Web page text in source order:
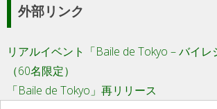
外部リンク
リアルイベント「Baile de Tokyo – バイ
（60名限定）
「Baile de Tokyo」再リリース